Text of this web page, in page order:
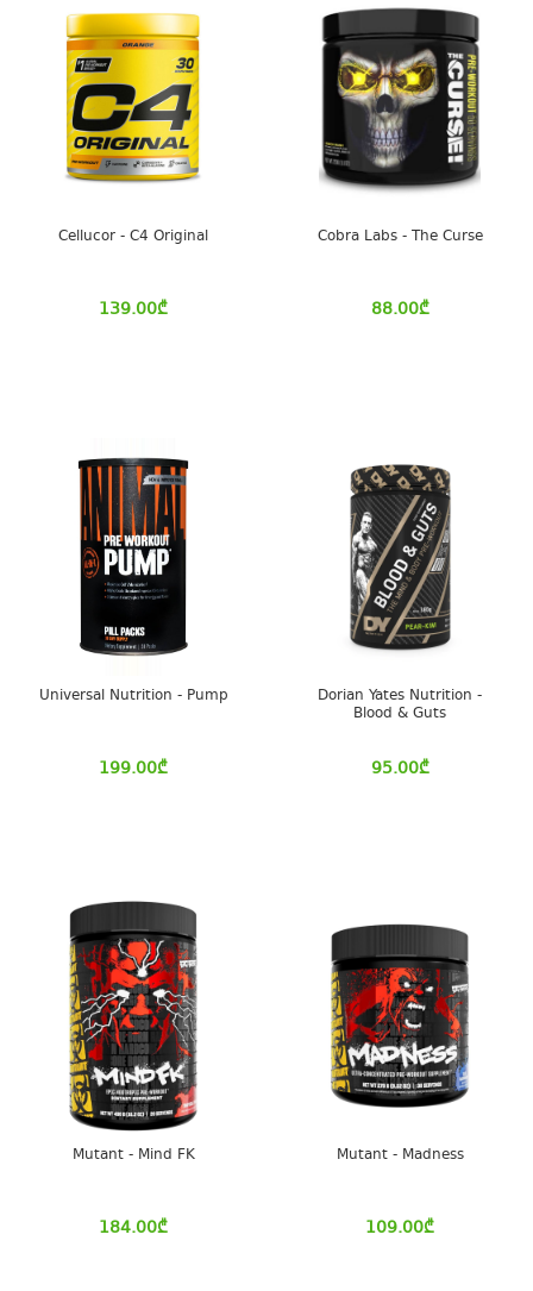
Cellucor - C4 Original
139.00₾
Cobra Labs - The Curse
88.00₾
Universal Nutrition - Pump
199.00₾
Dorian Yates Nutrition -
Blood & Guts
95.00₾
Mutant - Mind FK
184.00₾
Mutant - Madness
109.00₾